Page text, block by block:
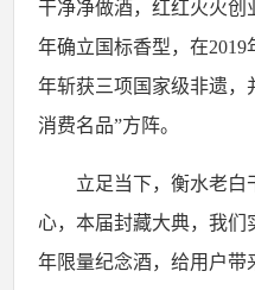
干净净做酒，红红火火创
年确立国标香型，在2019
年斩获三项国家级非遗，
消费名品”方阵。
立足当下，衡水老白
心，本届封藏大典，我们
年限量纪念酒，给用户带